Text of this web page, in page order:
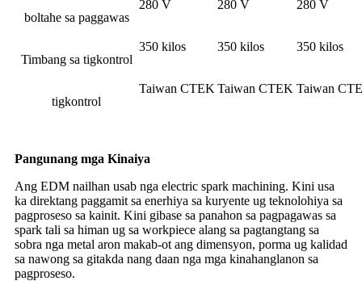
boltahe sa paggawas
280 V 280 V 280 V
Timbang sa tigkontrol
350 kilos 350 kilos 350 kilos
tigkontrol
Taiwan CTEK Taiwan CTEK Taiwan
Pangunang mga Kinaiya
Ang EDM nailhan usab nga electric spark machining. Kini usa
ka direktang paggamit sa enerhiya sa kuryente ug teknolohiya sa
pagproseso sa kainit. Kini gibase sa panahon sa pagpagawas sa
spark tali sa himan ug sa workpiece alang sa pagtangtang sa
sobra nga metal aron makab-ot ang dimensyon, porma ug kalidad
sa nawong sa gitakda nang daan nga mga kinahanglanon sa
pagproseso.